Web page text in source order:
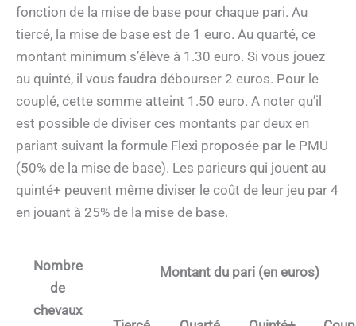
fonction de la mise de base pour chaque pari. Au
tiercé, la mise de base est de 1 euro. Au quarté, ce
montant minimum s’élève à 1.30 euro. Si vous jouez
au quinté, il vous faudra débourser 2 euros. Pour le
couplé, cette somme atteint 1.50 euro. A noter qu’il
est possible de diviser ces montants par deux en
pariant suivant la formule Flexi proposée par le PMU
(50% de la mise de base). Les parieurs qui jouent au
quinté+ peuvent même diviser le coût de leur jeu par 4
en jouant à 25% de la mise de base.
Nombre
de
chevaux
Montant du pari (en euros)